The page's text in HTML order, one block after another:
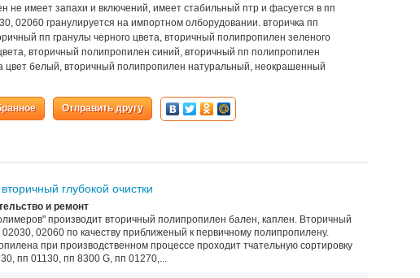
не имеет запахи и включений, имеет стабильный птр и фасуется в пп
02060 гранулируется на импортном олборудовании. вторичка пп
пп гранулы черного цвета, вторичный полипропилен зеленого
вторичный полипропилен синий, вторичный пп полипропилен
цвет белый, вторичный полипропилен натуральный, неокрашенный
Отправить другу
глубокой очистки
и ремонт
производит вторичный полипропилен бален, каплен. Вторичный
02060 по качеству приближеный к первичному полипропилену.
при производственном процессе проходит тчательную сортировку
пп 01130, пп 8300 G, пп 01270,...